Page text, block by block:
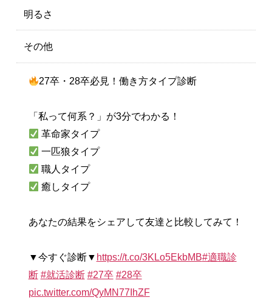
明るさ
その他
27卒・28卒必見！働き方タイプ診断
「私って何系？」が3分でわかる！
革命家タイプ
一匹狼タイプ
職人タイプ
癒しタイプ
あなたの結果をシェアして友達と比較してみて！
▼今すぐ診断▼ https://t.co/3KLo5EkbMB#適職診
断 #就活診断 #27卒 #28卒
pic.twitter.com/QyMN77IhZF